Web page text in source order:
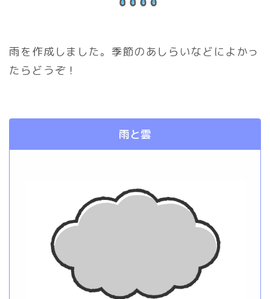
雨を作成しました。季節のあしらいなどによかっ
たらどうぞ！
雨と雲